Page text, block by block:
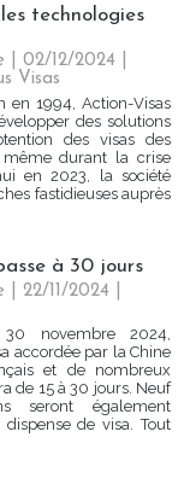
technologies
| 02/12/2024
Visas
en 1994, Action-Visas
des solutions
des visas des
durant la crise
en 2023, la société
fastidieuses auprès
à 30 jours
| 22/11/2024
novembre 2024,
accordée par la Chine
et de nombreux
de 15 à 30 jours. Neuf
seront également
de visa. Tout